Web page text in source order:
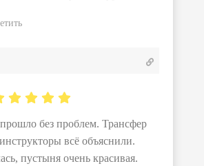
без проблем. Трансфер
всё объяснили.
пустыня очень красивая.